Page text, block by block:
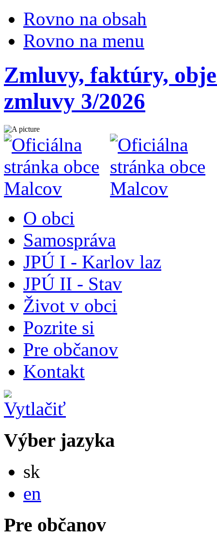
Rovno na obsah
Rovno na menu
Zmluvy, faktúry,
zmluvy 3/2026
O obci
Samospráva
JPÚ I - Karlov laz
JPÚ II - Stav
Život v obci
Pozrite si
Pre občanov
Kontakt
Výber jazyka
sk
en
Pre občanov